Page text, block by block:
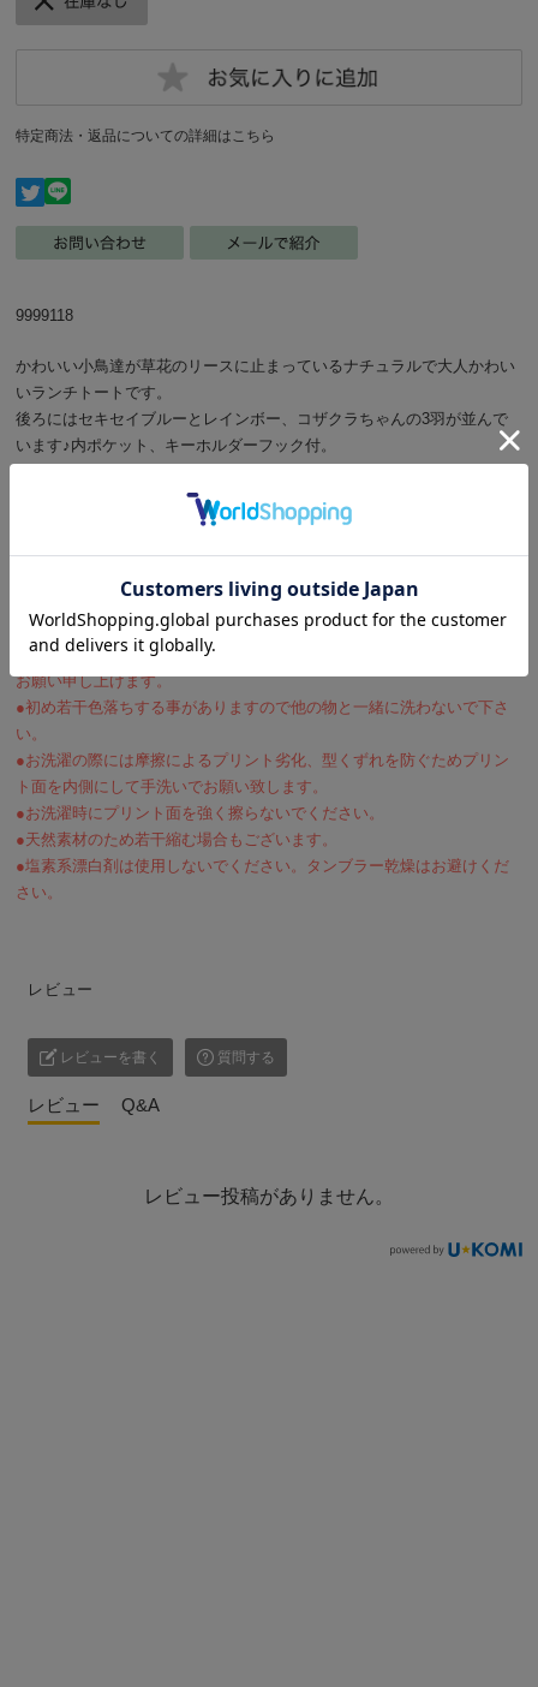
特定商法・返品についての詳細はこちら
9999118
かわいい小鳥達が草花のリースに止まっているナチュラルで大人かわい
いランチトートです。
後ろにはセキセイブルーとレインボー、コザクラちゃんの3羽が並んで
います♪内ポケット、キーホルダーフック付。
メーカー/株式会社モンゴベス
サイズ/本体:横30.0×縦20.0×マチ10.0cm 持ち手:幅2.5×長さ29.0cm
ご注意/
●綿素材のため縫製上生じる若干の誤差は何卒ご容赦くださいますよう
お願い申し上げます。
●初め若干色落ちする事がありますので他の物と一緒に洗わないで下さ
い。
●お洗濯の際には摩擦によるプリント劣化、型くずれを防ぐためプリン
ト面を内側にして手洗いでお願い致します。
●お洗濯時にプリント面を強く擦らないでください。
●天然素材のため若干縮む場合もございます。
●塩素系漂白剤は使用しないでください。タンブラー乾燥はお避けくだ
さい。
レビュー
レビューを書く 質問する
レビュー Q&A
レビュー投稿がありません。